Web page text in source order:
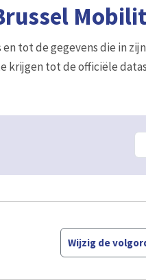
tot de gegevens die in
krijgen tot de officiële
Wijzig de